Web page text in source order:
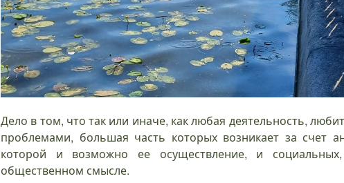
Дело в том, что так или иначе, как любая деятельность,
проблемами, большая часть которых возникает за счет
которой и возможно ее осуществление, и
общественном смысле.